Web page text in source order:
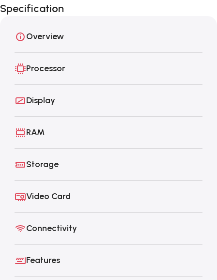
Specification
Overview
Processor
Display
RAM
Storage
Video Card
Connectivity
Features